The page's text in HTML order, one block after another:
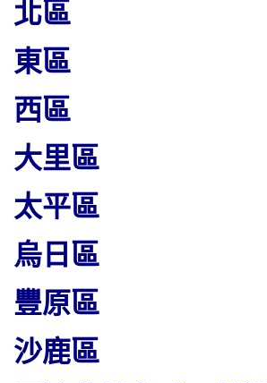
北區
東區
西區
大里區
太平區
烏日區
豐原區
沙鹿區